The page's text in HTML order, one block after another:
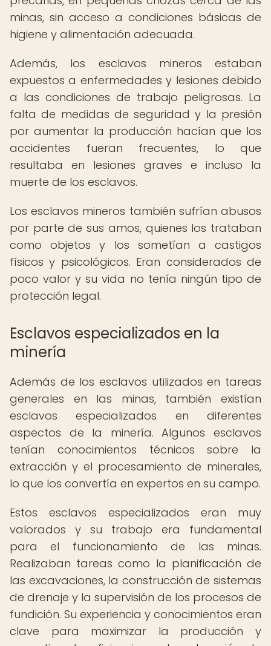
minas, sin acceso a condiciones básicas de
higiene y alimentación adecuada.
Además, los esclavos mineros estaban
expuestos a enfermedades y lesiones debido
a las condiciones de trabajo peligrosas. La
falta de medidas de seguridad y la presión
por aumentar la producción hacían que los
accidentes fueran frecuentes, lo que
resultaba en lesiones graves e incluso la
muerte de los esclavos.
Los esclavos mineros también sufrían abusos
por parte de sus amos, quienes los trataban
como objetos y los sometían a castigos
físicos y psicológicos. Eran considerados de
poco valor y su vida no tenía ningún tipo de
protección legal.
Esclavos especializados en la
minería
Además de los esclavos utilizados en tareas
generales en las minas, también existían
esclavos especializados en diferentes
aspectos de la minería. Algunos esclavos
tenían conocimientos técnicos sobre la
extracción y el procesamiento de minerales,
lo que los convertía en expertos en su campo.
Estos esclavos especializados eran muy
valorados y su trabajo era fundamental
para el funcionamiento de las minas.
Realizaban tareas como la planificación de
las excavaciones, la construcción de sistemas
de drenaje y la supervisión de los procesos de
fundición. Su experiencia y conocimientos eran
clave para maximizar la producción y